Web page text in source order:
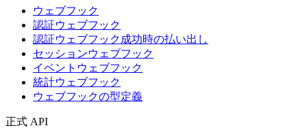
ウェブフック
認証ウェブフック
認証ウェブフック成功時の払い出し
セッションウェブフック
イベントウェブフック
統計ウェブフック
ウェブフックの型定義
正式 API